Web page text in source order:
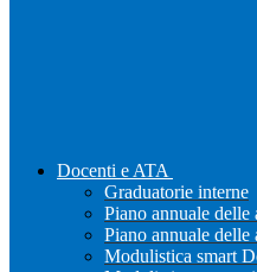
Docenti e ATA
Graduatorie interne
Piano annuale
Piano annuale
Modulistica smart